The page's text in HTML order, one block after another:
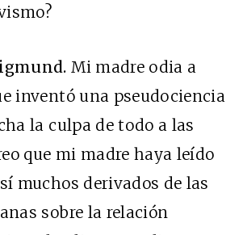
Mi madre odia a
inventó una pseudociencia
la culpa de todo a las
que mi madre haya leído
muchos derivados de las
sobre la relación